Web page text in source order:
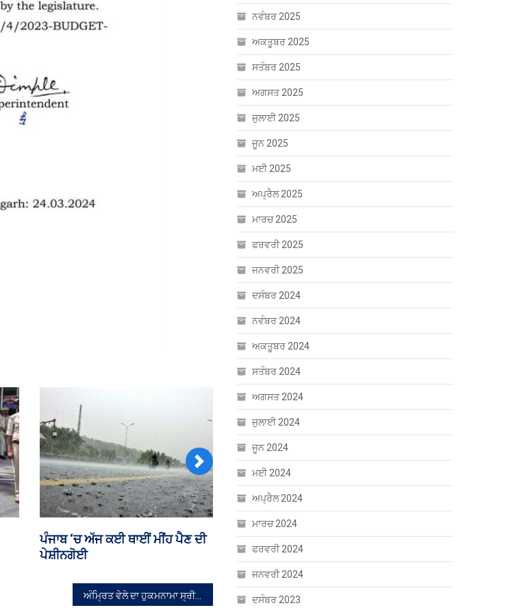
ਅੰਮ੍ਰਿਤ ਵੇਲੇ ਦਾ ਹੁਕਮਨਾਮਾ ਸ੍ਰੀ
ਦਰਬਾਰ ਸਾਹਿਬ ਅੰਮ੍ਰਿਤਸਰ, ਅੰਗ
Next
ਨਵੰਬਰ 2025
ਅਕਤੂਬਰ 2025
ਸਤੰਬਰ 2025
ਅਗਸਤ 2025
ਜੁਲਾਈ 2025
ਜੂਨ 2025
ਮਈ 2025
ਅਪ੍ਰੈਲ 2025
ਮਾਰਚ 2025
ਫਰਵਰੀ 2025
ਜਨਵਰੀ 2025
ਦਸੰਬਰ 2024
ਨਵੰਬਰ 2024
ਅਕਤੂਬਰ 2024
ਸਤੰਬਰ 2024
ਅਗਸਤ 2024
ਜੁਲਾਈ 2024
ਜੂਨ 2024
ਮਈ 2024
ਅਪ੍ਰੈਲ 2024
ਮਾਰਚ 2024
ਫਰਵਰੀ 2024
ਜਨਵਰੀ 2024
ਦਸੰਬਰ 2023